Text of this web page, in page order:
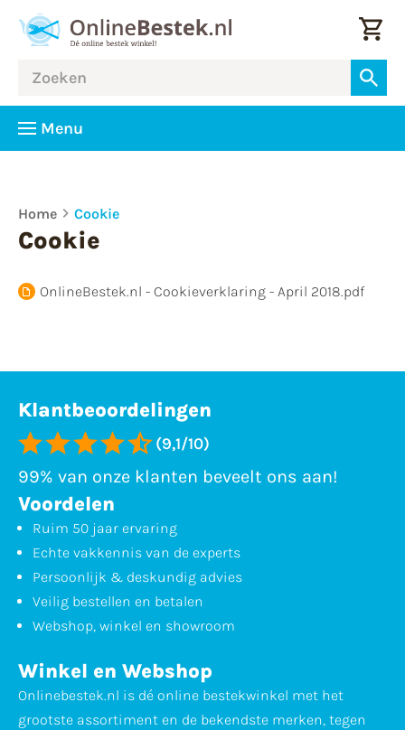
Menu
Home Cookie
Cookie
OnlineBestek.nl - Cookieverklaring - April 2018.pdf
Klantbeoordelingen
(9,1/10)
99% van onze klanten beveelt ons aan!
Voordelen
Ruim 50 jaar ervaring
Echte vakkennis van de experts
Persoonlijk & deskundig advies
Veilig bestellen en betalen
Webshop, winkel en showroom
Winkel en Webshop
Onlinebestek.nl is dé online bestekwinkel met het
grootste assortiment en de bekendste merken, tegen